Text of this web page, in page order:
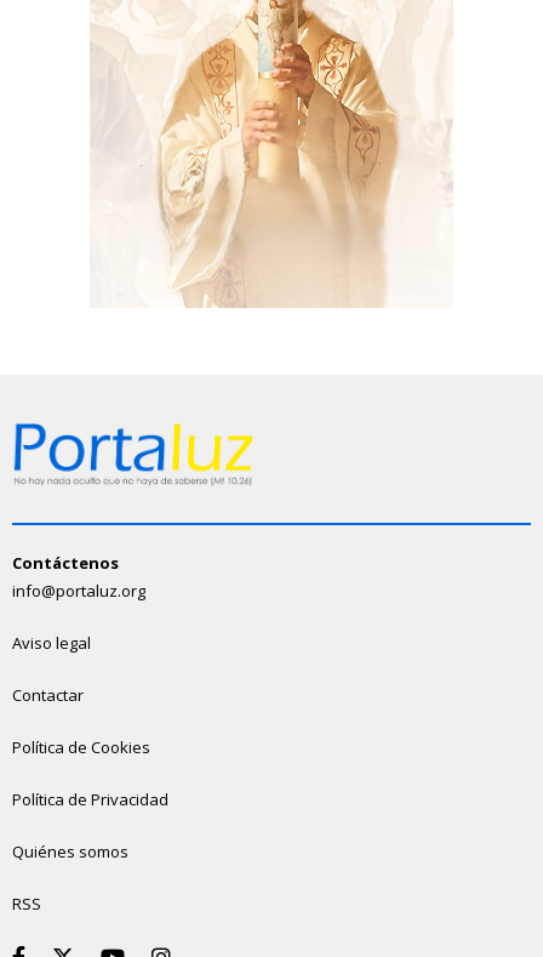
Contáctenos
info@portaluz.org
Aviso legal
Contactar
Política de Cookies
Política de Privacidad
Quiénes somos
RSS